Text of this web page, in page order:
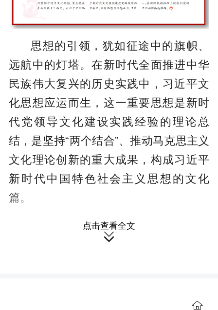
思想的引领，犹如征途中的旗帜、
远航中的灯塔。在新时代全面推进中华
民族伟大复兴的历史实践中，习近平文
化思想应运而生，这一重要思想是新时
代党领导文化建设实践经验的理论总
结，是坚持“两个结合”、推动马克思主义
文化理论创新的重大成果，构成习近平
新时代中国特色社会主义思想的文化
篇。
深入学习贯彻习近平文化思想是一
项长期政治任务。为帮助广大党员、干
化思想学习纲要》（以下简称《纲
点击查看全文
